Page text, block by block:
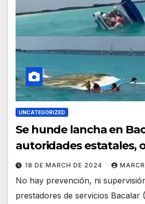
UNCATEGORIZED
Se hunde lancha en
autoridades estatales,
18 DE MARCH DE 2024
No hay prevención, ni
prestadores de servicios Bacalar